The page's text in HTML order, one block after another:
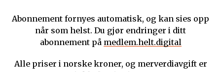
Abonnement fornyes automatisk, og kan sies opp
når som helst. Du gjør endringer i ditt
abonnement på medlem.helt.digital
Alle priser i norske kroner, og merverdiavgift er